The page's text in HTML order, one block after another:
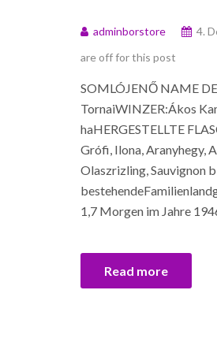
adminborstore 4.
are off for this post
SOMLÓJENŐ NAME
TornaiWINZER:Ákos
haHERGESTELLTE
Grófi, Ilona, Aranyhegy,
Olaszrizling, Sauvignon
1,7 Morgen im Jahre
Read more